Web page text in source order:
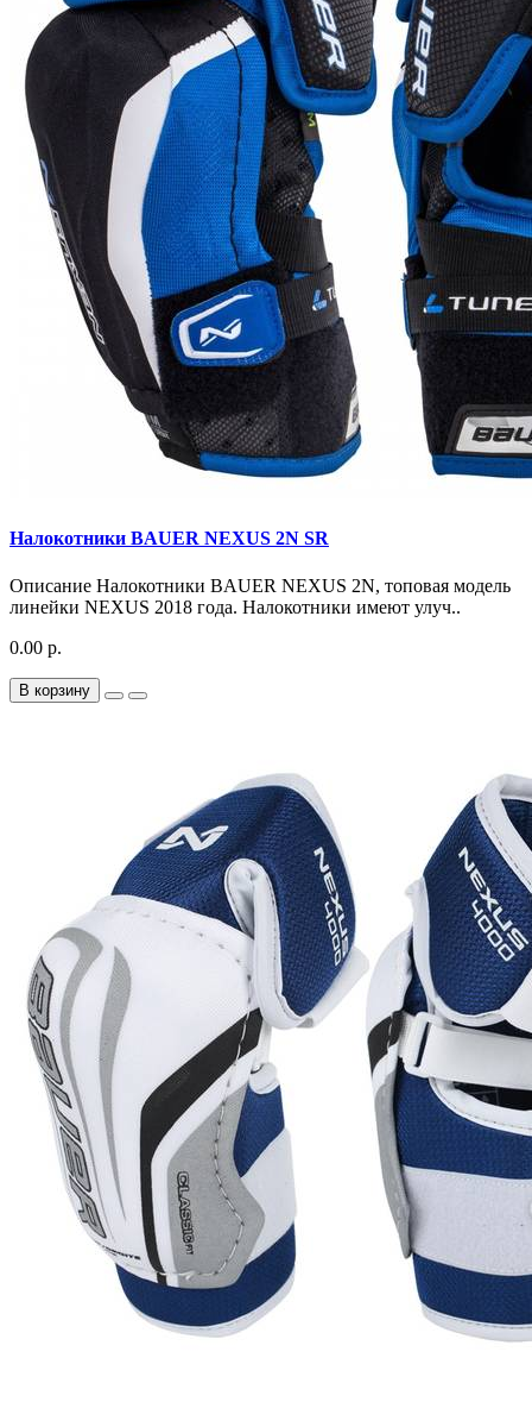
Налокотники BAUER NEXUS 2N SR
Описание Налокотники BAUER NEXUS 2N, топовая модель
линейки NEXUS 2018 года. Налокотники имеют улуч..
0.00 р.
В корзину